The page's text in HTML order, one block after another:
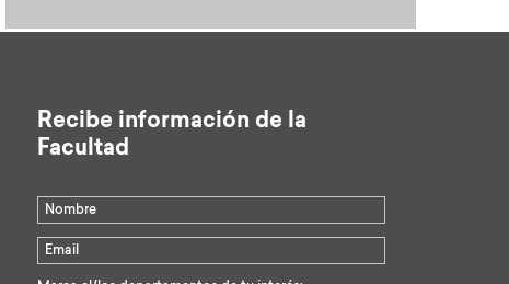
Recibe información de la
Facultad